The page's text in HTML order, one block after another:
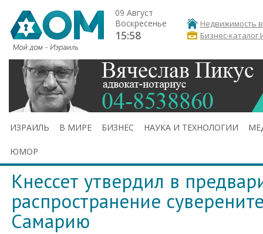
09 Август
Воскресенье
15:58
Недвижимость
Бизнес-каталог
ИЗРАИЛЬ В МИРЕ БИЗНЕС НАУКА И ТЕХНОЛОГИИ
ЮМОР
Кнессет утвердил в
распространение
Самарию